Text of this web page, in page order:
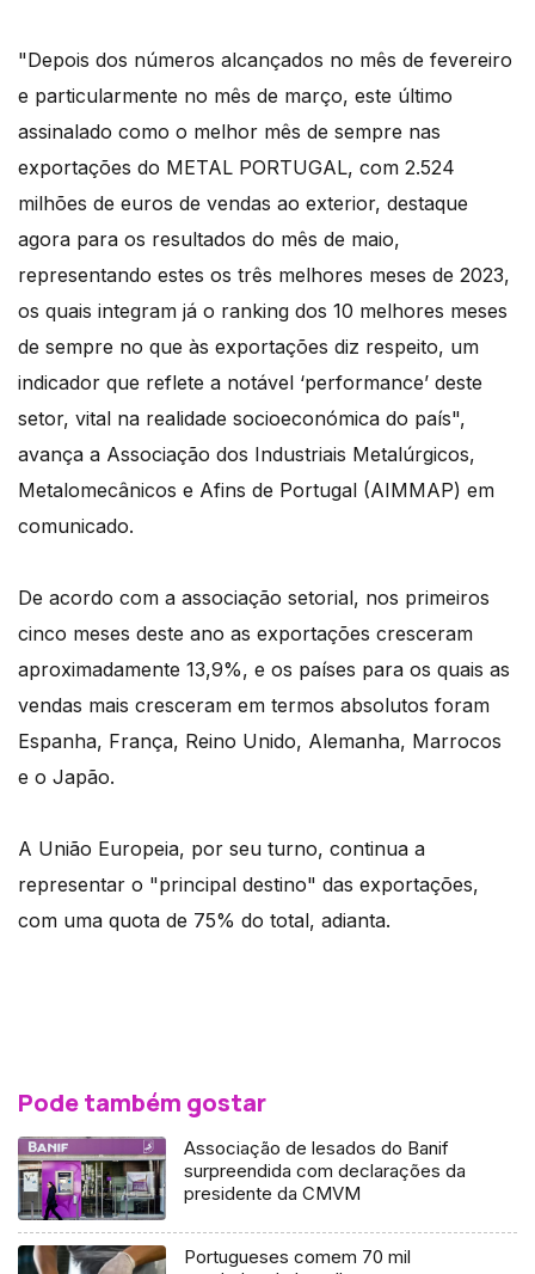
"Depois dos números alcançados no mês de fevereiro
e particularmente no mês de março, este último
assinalado como o melhor mês de sempre nas
exportações do METAL PORTUGAL, com 2.524
milhões de euros de vendas ao exterior, destaque
agora para os resultados do mês de maio,
representando estes os três melhores meses de 2023,
os quais integram já o ranking dos 10 melhores meses
de sempre no que às exportações diz respeito, um
indicador que reflete a notável ‘performance’ deste
setor, vital na realidade socioeconómica do país",
avança a Associação dos Industriais Metalúrgicos,
Metalomecânicos e Afins de Portugal (AIMMAP) em
comunicado.
De acordo com a associação setorial, nos primeiros
cinco meses deste ano as exportações cresceram
aproximadamente 13,9%, e os países para os quais as
vendas mais cresceram em termos absolutos foram
Espanha, França, Reino Unido, Alemanha, Marrocos
e o Japão.
A União Europeia, por seu turno, continua a
representar o "principal destino" das exportações,
com uma quota de 75% do total, adianta.
Pode também gostar
Associação de lesados do Banif
surpreendida com declarações da
presidente da CMVM
Portugueses comem 70 mil